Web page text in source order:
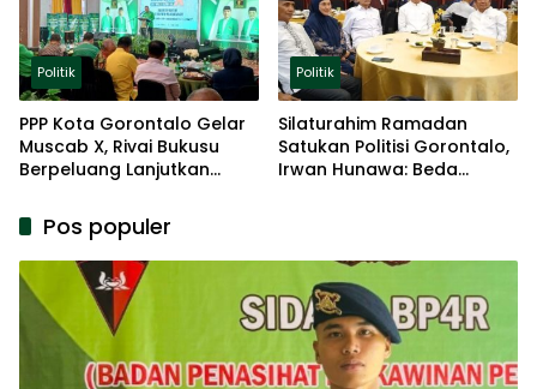
Politik
PPP Kota Gorontalo Gelar
Muscab X, Rivai Bukusu
Berpeluang Lanjutkan
Politik
Silaturahim Ramadan
Satukan Politisi Gorontalo,
Irwan Hunawa: Beda
Pos populer